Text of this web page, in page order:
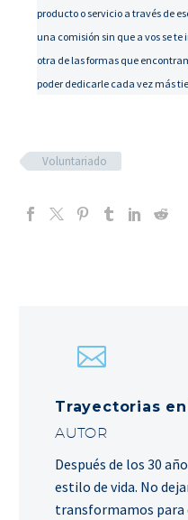
producto o servicio a través de
una comisión sin que a vos se
otra de las formas que
poder dedicarle cada vez más
Voluntariado
Trayectorias
AUTOR
Después de los 30
estilo de vida. No
transformamos para